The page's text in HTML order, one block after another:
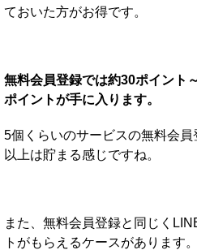
ておいた方がお得です。
無料会員登録では約30ポイント
ポイントが手に入ります。
5個くらいのサービスの無料会員
以上は貯まる感じですね。
また、無料会員登録と同じく
トがもらえるケースがあります。